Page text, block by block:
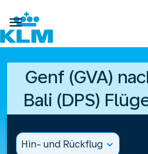

Genf (GVA)
Bali (DPS)
Hin- und Rückflug expand_more